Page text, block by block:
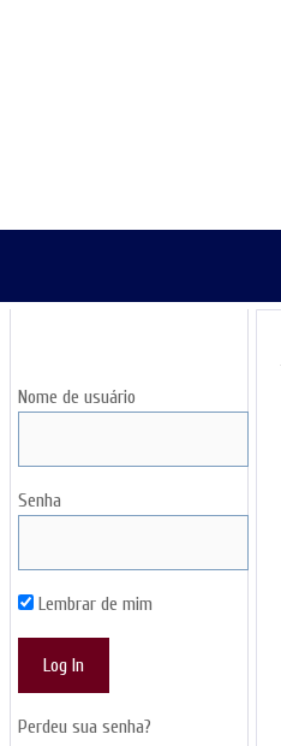
Nome de usuário
Senha
Lembrar de mim
Perdeu sua senha?